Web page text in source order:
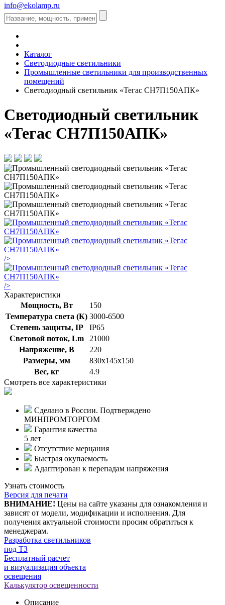
info@ekolamp.ru
Каталог
Светодиодные светильники
Промышленные светильники для производственных
помещений
Светодиодный светильник «Тегас СН7П150АПК»
Светодиодный светильник
«Тегас СН7П150АПК»
/>
/>
Характеристики
Мощность, Вт
150
Температура света (К) 3000-6500
Степень защиты, IP
IP65
Световой поток, Lm
21000
Напряжение, В
220
Размеры, мм
830х145х150
Вес, кг
4.9
Смотреть все характеристики
Сделано в России. Подтверждено
МИНПРОМТОРГОМ
Гарантия качества
5 лет
Отсутствие мерцания
Быстрая окупаемость
Адаптирован к перепадам напряжения
Узнать стоимость
Версия для печати
ВНИМАНИЕ! Цены на сайте указаны для ознакомления и
зависят от модели, модификации и исполнения. Для
получения актуальной стоимости просим обратиться к
менеджерам.
Разработка светильников
под ТЗ
Бесплатный расчет
и визуализация объекта
освещения
Калькулятор освещенности
Описание